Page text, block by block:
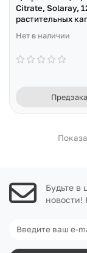
Citrate, Solaray,
растительных
Нет в наличии
Будьте в
новости!